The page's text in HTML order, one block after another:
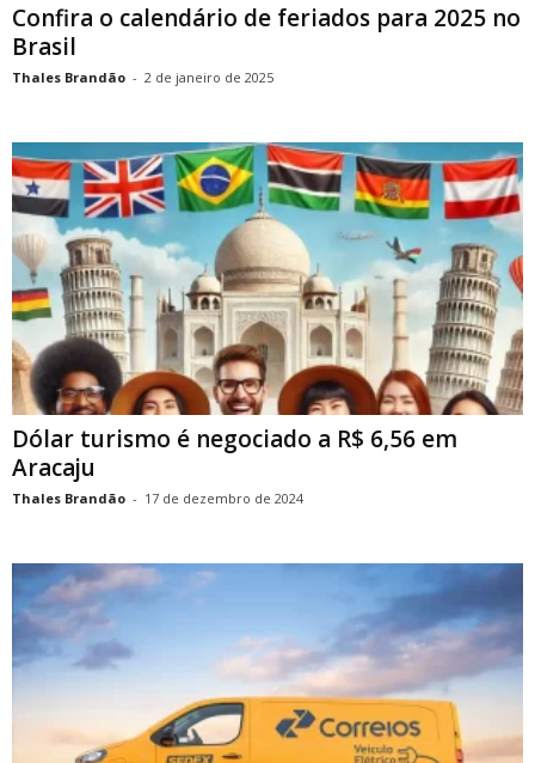
Confira o calendário de feriados para 2025 no
Brasil
Thales Brandão - 2 de janeiro de 2025
Dólar turismo é negociado a R$ 6,56 em
Aracaju
Thales Brandão - 17 de dezembro de 2024